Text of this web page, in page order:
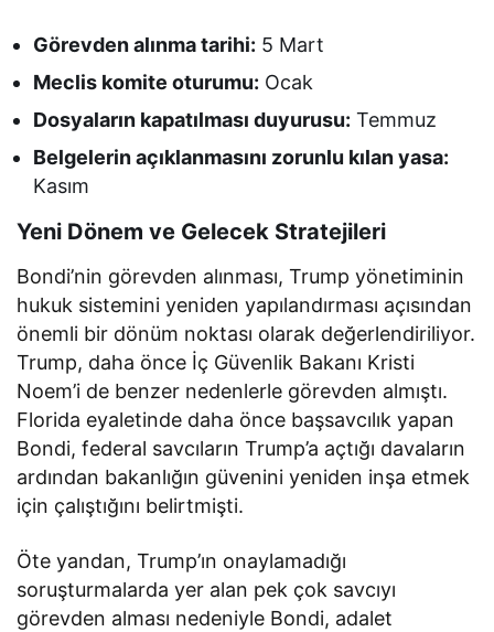
Görevden alınma tarihi: 5 Mart
Meclis komite oturumu: Ocak
Dosyaların kapatılması duyurusu: Temmuz
Belgelerin açıklanmasını zorunlu kılan yasa:
Kasım
Yeni Dönem ve Gelecek Stratejileri
Bondi’nin görevden alınması, Trump yönetiminin
hukuk sistemini yeniden yapılandırması açısından
önemli bir dönüm noktası olarak değerlendiriliyor.
Trump, daha önce İç Güvenlik Bakanı Kristi
Noem’i de benzer nedenlerle görevden almıştı.
Florida eyaletinde daha önce başsavcılık yapan
Bondi, federal savcıların Trump’a açtığı davaların
ardından bakanlığın güvenini yeniden inşa etmek
için çalıştığını belirtmişti.
Öte yandan, Trump’ın onaylamadığı
soruşturmalarda yer alan pek çok savcıyı
görevden alması nedeniyle Bondi, adalet